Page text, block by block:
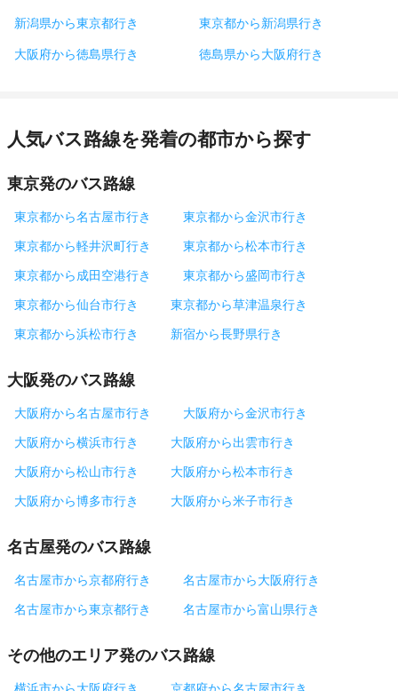
新潟県から東京都行き 東京都から新潟県行き
大阪府から徳島県行き 徳島県から大阪府行き
人気バス路線を発着の都市から探す
東京発のバス路線
東京都から名古屋市行き
東京都から金沢市行き
東京都から軽井沢町行き
東京都から松本市行き
東京都から成田空港行き
東京都から盛岡市行き
東京都から仙台市行き
東京都から草津温泉行き
東京都から浜松市行き
新宿から長野県行き
大阪発のバス路線
大阪府から名古屋市行き
大阪府から金沢市行き
大阪府から横浜市行き
大阪府から出雲市行き
大阪府から松山市行き
大阪府から松本市行き
大阪府から博多市行き
大阪府から米子市行き
名古屋発のバス路線
名古屋市から京都府行き
名古屋市から大阪府行き
名古屋市から東京都行き
名古屋市から富山県行き
その他のエリア発のバス路線
横浜市から大阪府行き 京都府から名古屋市行き